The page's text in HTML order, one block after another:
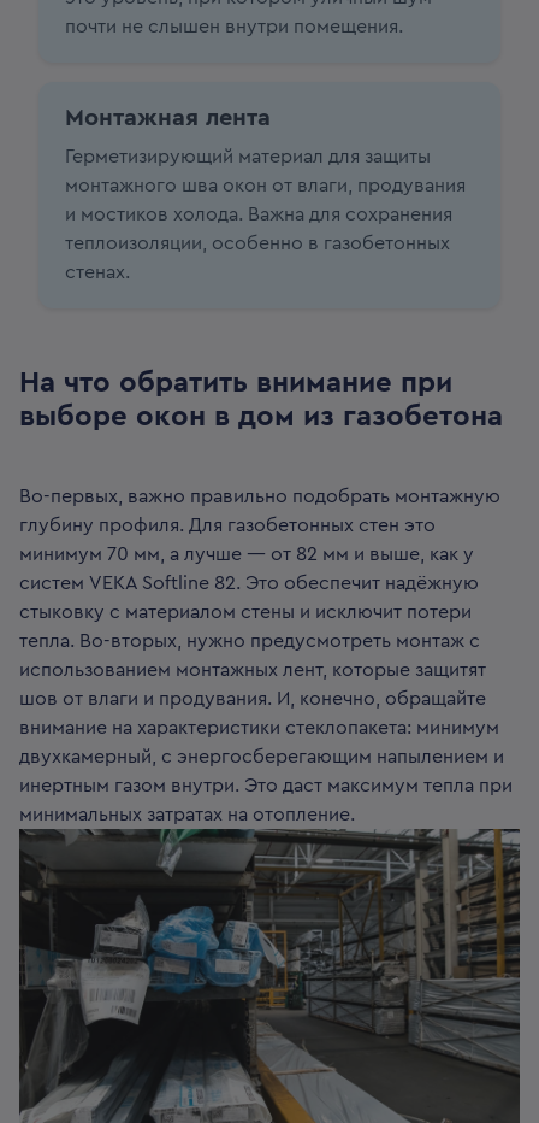
почти не слышен внутри помещения.
Монтажная лента
Герметизирующий материал для защиты
монтажного шва окон от влаги, продувания
и мостиков холода. Важна для сохранения
теплоизоляции, особенно в газобетонных
стенах.
На что обратить внимание при
выборе окон в дом из газобетона
Во-первых, важно правильно подобрать монтажную
глубину профиля. Для газобетонных стен это
минимум 70 мм, а лучше — от 82 мм и выше, как у
систем VEKA Softline 82. Это обеспечит надёжную
стыковку с материалом стены и исключит потери
тепла. Во-вторых, нужно предусмотреть монтаж с
использованием монтажных лент, которые защитят
шов от влаги и продувания. И, конечно, обращайте
внимание на характеристики стеклопакета: минимум
двухкамерный, с энергосберегающим напылением и
инертным газом внутри. Это даст максимум тепла при
минимальных затратах на отопление.